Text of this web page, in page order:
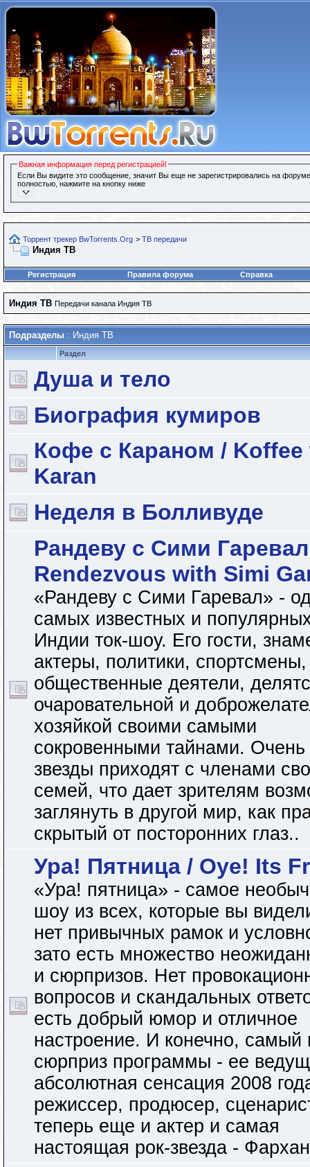
Важная информация перед регистрацией!
Если Вы видите это сообщение, значит Вы еще не зарегистрировались на
полностью, нажмите на кнопку ниже
Торрент трекер BwTorrents.Org > ТВ передачи
Индия ТВ
Регистрация Правила форума Справка
Индия ТВ Передачи канала Индия ТВ
Подразделы : Индия ТВ
Раздел
Душа и тело
Биография кумиров
Кофе с Караном / Koffee
Karan
Неделя в Болливуде
Рандеву с Сими
Rendezvous with Simi
«Рандеву с Сими Гаревал» -
самых известных и
Индии ток-шоу. Его гости,
актеры, политики, спортсмены,
общественные деятели,
очаровательной и
хозяйкой своими самыми
сокровенными тайнами. Очень
звезды приходят с членами
семей, что дает зрителям
заглянуть в другой мир, как
скрытый от посторонних глаз..
Ура! Пятница / Oye! Its
«Ура! пятница» - самое
шоу из всех, которые вы
нет привычных рамок и
зато есть множество
и сюрпризов. Нет
вопросов и скандальных
есть добрый юмор и отличное
настроение. И конечно, самый
сюрприз программы - ее
абсолютная сенсация 2008
режиссер, продюсер,
теперь еще и актер и самая
настоящая рок-звезда -